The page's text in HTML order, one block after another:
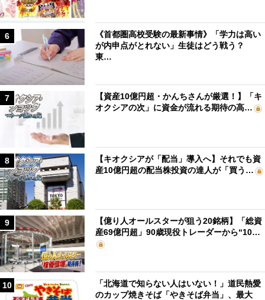
6
《首都圏高校受験の最新事情》「学力は高い
が内申点がとれない」生徒はどう戦う？
東…
7
【資産10億円超・かんちさんが厳選！】「キ
オクシアの次」に資金が流れる期待の高…
8
【キオクシアが「配当」導入へ】それでも資
産10億円超の配当株投資の達人が「買う…
9
【億り人オールスターが狙う20銘柄】「総資
産69億円超」90歳現役トレーダーから“10…
10
「北海道で知らない人はいない！」道民熱愛
のカップ焼きそば「やきそば弁当」、最大